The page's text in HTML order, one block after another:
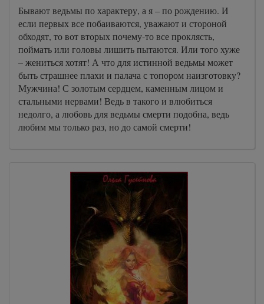
23
24
25
26
Бывают ведьмы по характеру, а я – по рождению. И
если первых все побаиваются, уважают и стороной
обходят, то вот вторых почему-то все проклясть,
поймать или головы лишить пытаются. Или того хуже
– жениться хотят! А что для истинной ведьмы может
быть страшнее плахи и палача с топором наизготовку?
Мужчина! С золотым сердцем, каменным лицом и
стальными нервами! Ведь в такого и влюбиться
недолго, а любовь для ведьмы смерти подобна, ведь
любим мы только раз, но до самой смерти!